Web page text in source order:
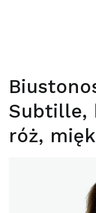
Subtille,
róż,